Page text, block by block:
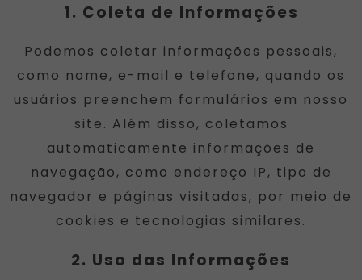
1. Coleta de Informações
Podemos coletar informações pessoais,
como nome, e-mail e telefone, quando os
usuários preenchem formulários em nosso
site. Além disso, coletamos
automaticamente informações de
navegação, como endereço IP, tipo de
navegador e páginas visitadas, por meio de
cookies e tecnologias similares.
2. Uso das Informações